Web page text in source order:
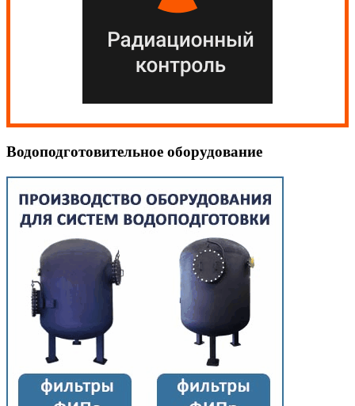
Водоподготовительное оборудование